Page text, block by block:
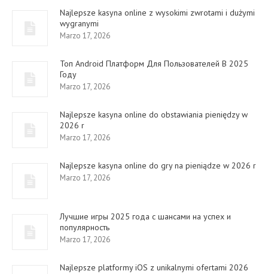
Najlepsze kasyna online z wysokimi zwrotami i dużymi
wygranymi
Marzo 17, 2026
Топ Android Платформ Для Пользователей В 2025
Году
Marzo 17, 2026
Najlepsze kasyna online do obstawiania pieniędzy w
2026 r
Marzo 17, 2026
Najlepsze kasyna online do gry na pieniądze w 2026 r
Marzo 17, 2026
Лучшие игры 2025 года с шансами на успех и
популярность
Marzo 17, 2026
Najlepsze platformy iOS z unikalnymi ofertami 2026